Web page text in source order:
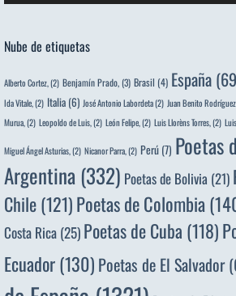
Nube de etiquetas
Alberto Cortez,(2) Benjamín Prado,(3) Brasil (4) España
Ida Vitale,(2) Italia (6) José Antonio Labordeta(2) Juan Benito
Murua,(2) Leopoldo de Luis,(2) León Felipe,(2) Luis Llorèns Torres,(2)
Miguel Ángel Asturias,(2) Nicanor Parra,(2) Perú (7) Poetas
Argentina(332) Poetas de Bolivia (21)
Chile(121)Poetas de Colombia
Costa Rica(25)Poetas de Cuba (118)
Ecuador(130) Poetas de El Salvador